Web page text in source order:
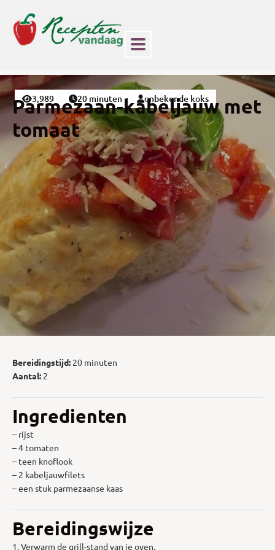
3,989 20 minuten onbekende koks
Parmezaan-kabeljauw met
tomaat
Bereidingstijd: 20 minuten
Aantal: 2
Ingredienten
– rijst
– 4 tomaten
– teen knoflook
– 2 kabeljauwfilets
– een stuk parmezaanse kaas
Bereidingswijze
1. Verwarm de grill-stand van je oven.